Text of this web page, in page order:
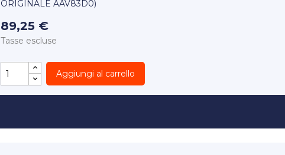
ORIGINALE AAV83D0)
89,25 €
Tasse escluse
Aggiungi al carrello